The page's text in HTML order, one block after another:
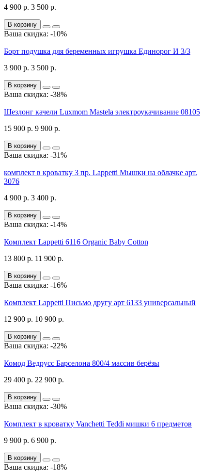
4 900 р. 3 500 р.
В корзину
Ваша скидка: -10%
Борт подушка для беременных игрушка Единорог И 3/3
3 900 р. 3 500 р.
В корзину
Ваша скидка: -38%
Шезлонг качели Luxmom Mastela электроукачивание 08105
15 900 р. 9 900 р.
В корзину
Ваша скидка: -31%
комплект в кроватку 3 пр. Lappetti Мышки на облачке арт.
3076
4 900 р. 3 400 р.
В корзину
Ваша скидка: -14%
Комплект Lappetti 6116 Organic Baby Cotton
13 800 р. 11 900 р.
В корзину
Ваша скидка: -16%
Комплект Lappetti Письмо другу арт 6133 универсальный
12 900 р. 10 900 р.
В корзину
Ваша скидка: -22%
Комод Ведрусс Барселона 800/4 массив берёзы
29 400 р. 22 900 р.
В корзину
Ваша скидка: -30%
Комплект в кроватку Vanchetti Teddi мишки 6 предметов
9 900 р. 6 900 р.
В корзину
Ваша скидка: -18%